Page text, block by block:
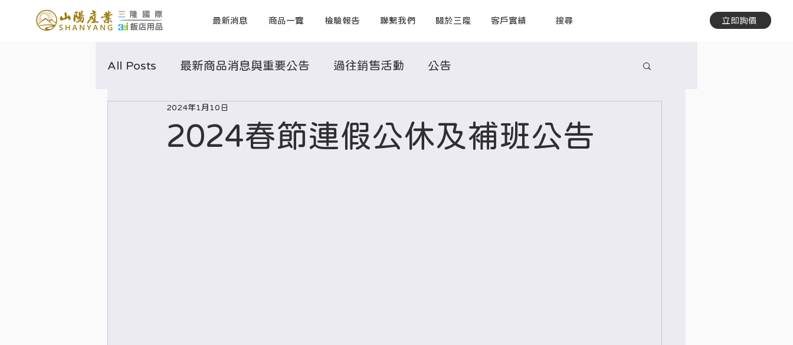
最新消息 商品一覽 檢驗報告 聯繫我們 關於三隆 客戶實績 搜尋 立即詢價
All Posts 最新商品消息與重要公告 過往銷售活動 公告
2024春節連假公休及補班公告
2024年1月10日